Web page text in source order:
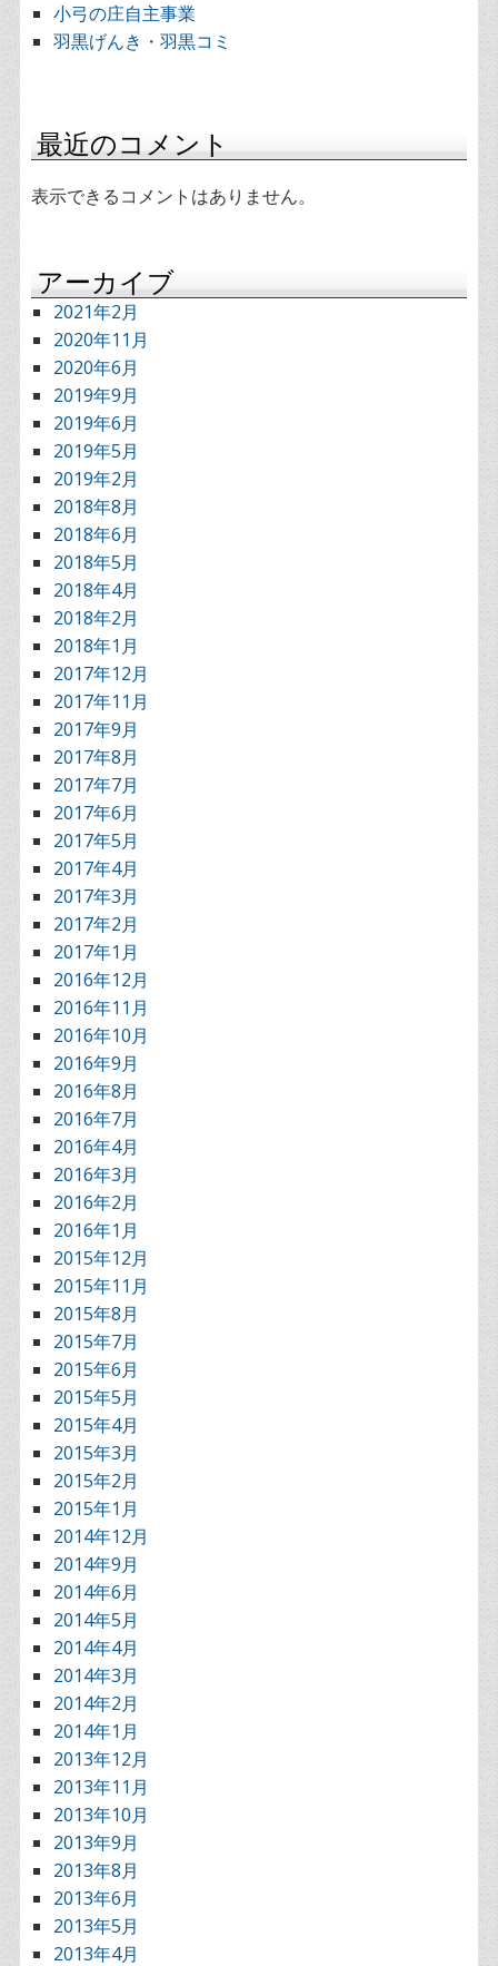
小弓の庄自主事業
羽黒げんき・羽黒コミ
最近のコメント
表示できるコメントはありません。
アーカイブ
2021年2月
2020年11月
2020年6月
2019年9月
2019年6月
2019年5月
2019年2月
2018年8月
2018年6月
2018年5月
2018年4月
2018年2月
2018年1月
2017年12月
2017年11月
2017年9月
2017年8月
2017年7月
2017年6月
2017年5月
2017年4月
2017年3月
2017年2月
2017年1月
2016年12月
2016年11月
2016年10月
2016年9月
2016年8月
2016年7月
2016年4月
2016年3月
2016年2月
2016年1月
2015年12月
2015年11月
2015年8月
2015年7月
2015年6月
2015年5月
2015年4月
2015年3月
2015年2月
2015年1月
2014年12月
2014年9月
2014年6月
2014年5月
2014年4月
2014年3月
2014年2月
2014年1月
2013年12月
2013年11月
2013年10月
2013年9月
2013年8月
2013年6月
2013年5月
2013年4月